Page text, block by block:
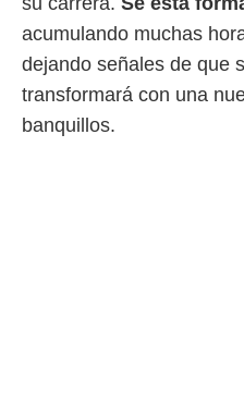
acumulando muchas
dejando señales de que
transformará con una
banquillos.